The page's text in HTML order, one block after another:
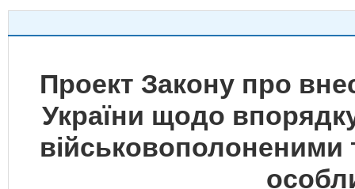
Проект Закону про
України щодо
військовополоненими